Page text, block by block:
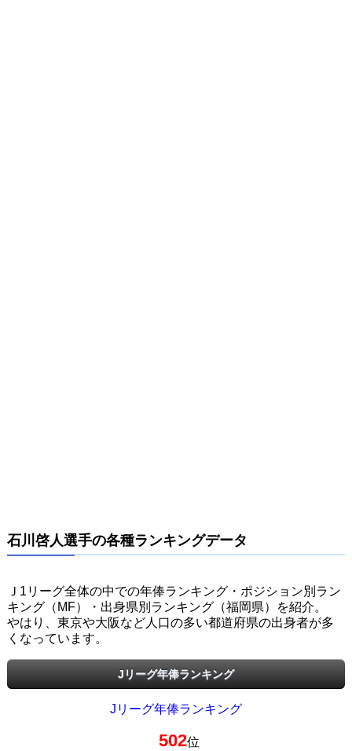
石川啓人選手の各種ランキングデータ
Ｊ1リーグ全体の中での年俸ランキング・ポジション別ラン
キング（MF）・出身県別ランキング（福岡県）を紹介。
やはり、東京や大阪など人口の多い都道府県の出身者が多
くなっています。
Jリーグ年俸ランキング
Jリーグ年俸ランキング
502位